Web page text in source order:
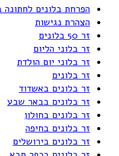
הפרחת בלונים לחתונה
הצהרת נגישות
זר 50 בלונים
זר בלוני הליום
זר בלוני יום הולדת
זר בלונים
זר בלונים באשדוד
זר בלונים בבאר שבע
זר בלונים בחולון
זר בלונים בחיפה
זר בלונים בירושלים